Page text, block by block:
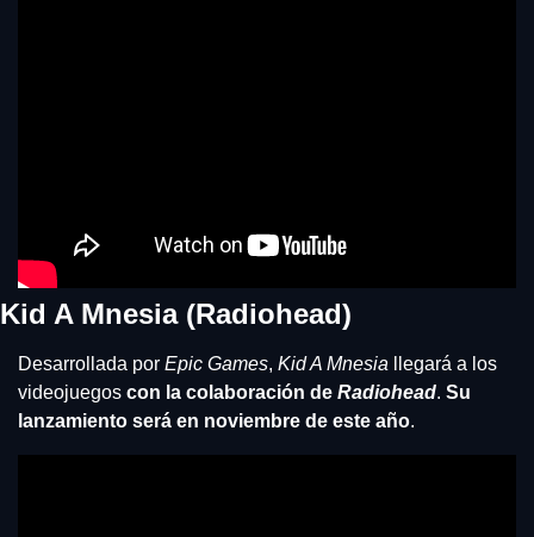
Kid A Mnesia (Radiohead)
Desarrollada por Epic Games, Kid A Mnesia
llegará a los
videojuegos con la colaboración de Radiohead. Su
lanzamiento será en noviembre de este año.